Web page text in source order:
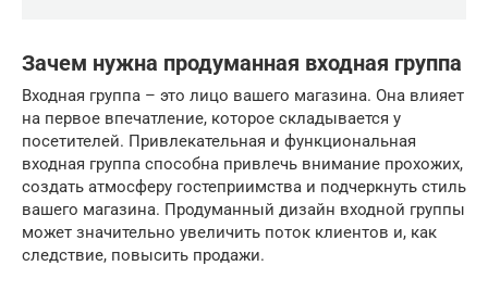
Зачем нужна продуманная входная группа
Входная группа – это лицо вашего магазина. Она влияет
на первое впечатление, которое складывается у
посетителей. Привлекательная и функциональная
входная группа способна привлечь внимание прохожих,
создать атмосферу гостеприимства и подчеркнуть стиль
вашего магазина. Продуманный дизайн входной группы
может значительно увеличить поток клиентов и, как
следствие, повысить продажи.